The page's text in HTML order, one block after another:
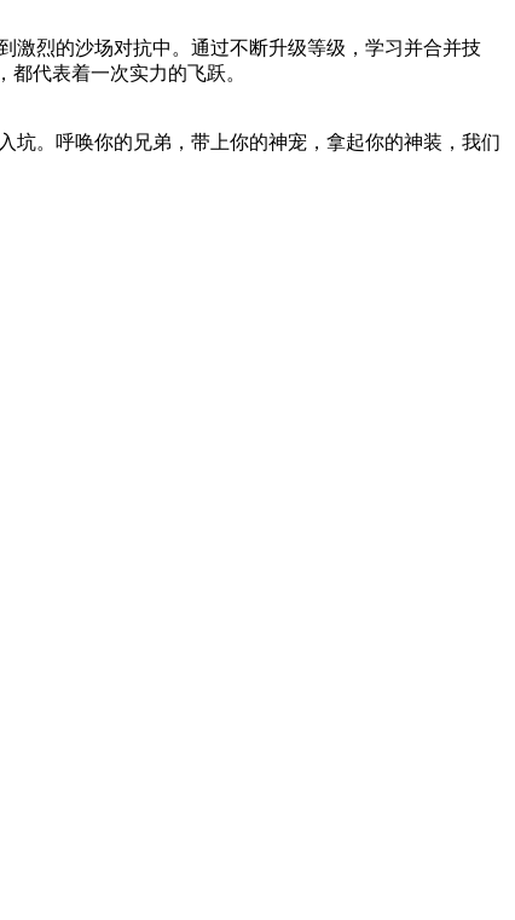
激烈的沙场对抗中。通过不断升级等级，学习并合并技
代表着一次实力的飞跃。
坑。呼唤你的兄弟，带上你的神宠，拿起你的神装，我们